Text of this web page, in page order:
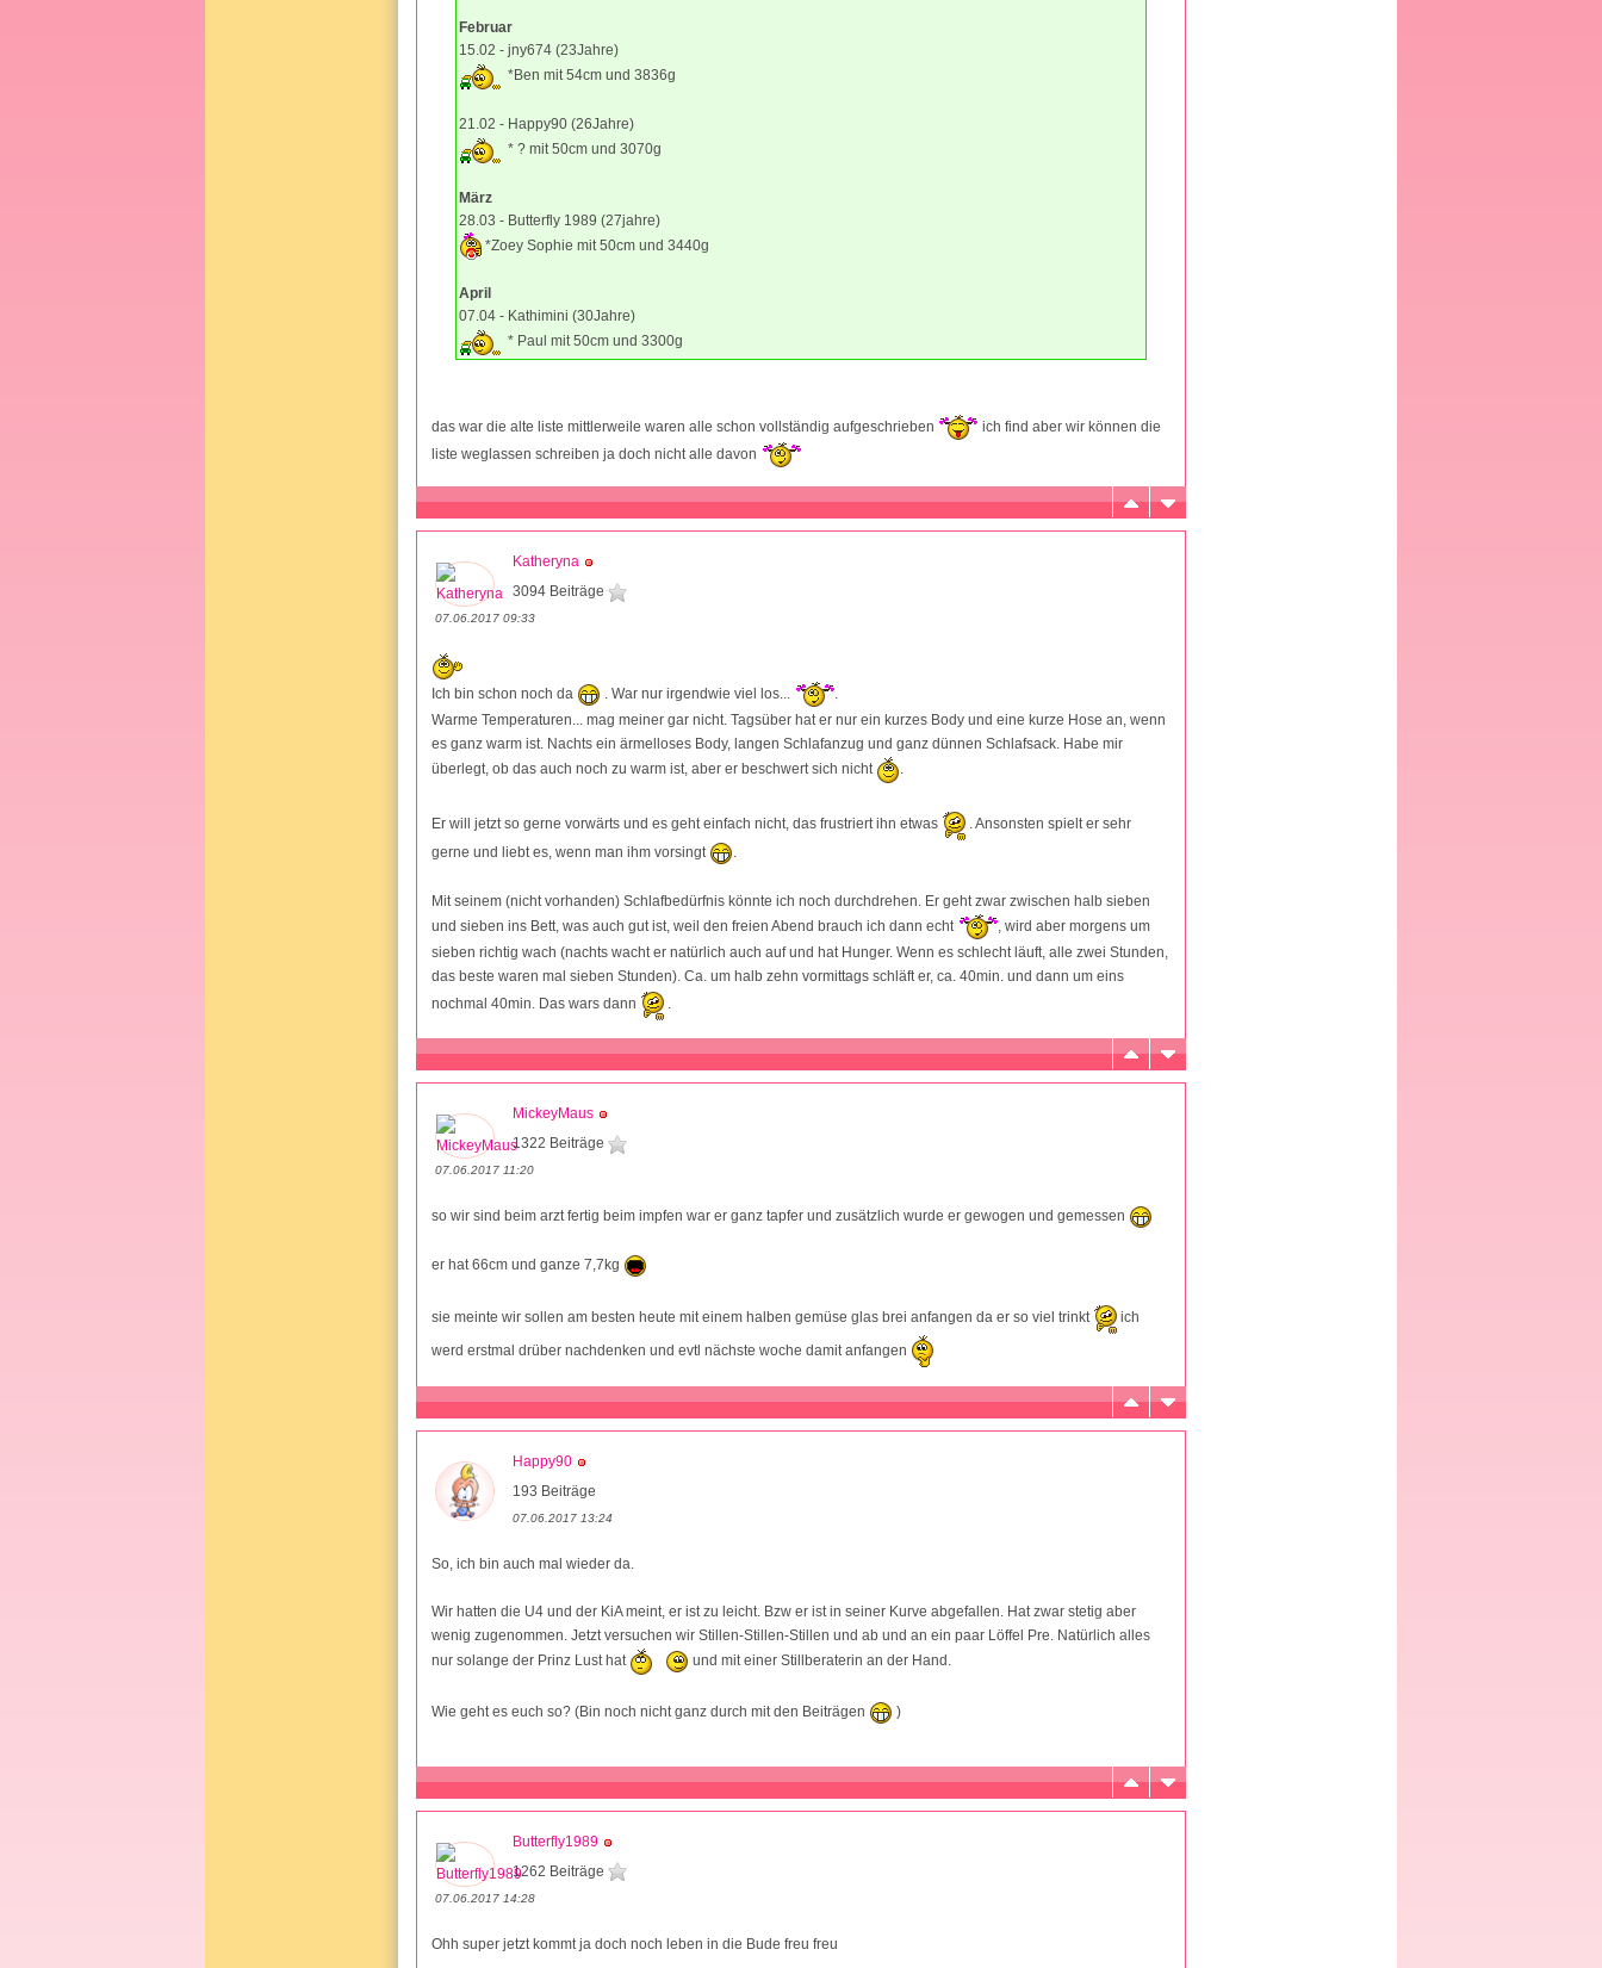
Februar
15.02 - jny674 (23Jahre)
*Ben mit 54cm und 3836g
21.02 - Happy90 (26Jahre)
* ? mit 50cm und 3070g
März
28.03 - Butterfly 1989 (27jahre)
*Zoey Sophie mit 50cm und 3440g
April
07.04 - Kathimini (30Jahre)
* Paul mit 50cm und 3300g
das war die alte liste mittlerweile waren alle schon vollständig aufgeschrieben
ich find aber wir können die
liste weglassen schreiben ja doch nicht alle davon
Katheryna
3094 Beiträge
07.06.2017 09:33
Ich bin schon noch da . War nur irgendwie viel los...
.
Warme Temperaturen... mag meiner gar nicht. Tagsüber hat er nur ein kurzes Body und eine kurze Hose an, wenn
es ganz warm ist. Nachts ein ärmelloses Body, langen Schlafanzug und ganz dünnen Schlafsack. Habe mir
überlegt, ob das auch noch zu warm ist, aber er beschwert sich nicht
.
Er will jetzt so gerne vorwärts und es geht einfach nicht, das frustriert ihn etwas
. Ansonsten spielt er sehr
gerne und liebt es, wenn man ihm vorsingt
.
Mit seinem (nicht vorhanden) Schlafbedürfnis könnte ich noch durchdrehen. Er geht zwar zwischen halb sieben
und sieben ins Bett, was auch gut ist, weil den freien Abend brauch ich dann echt
, wird aber morgens um
sieben richtig wach (nachts wacht er natürlich auch auf und hat Hunger. Wenn es schlecht läuft, alle zwei Stunden,
das beste waren mal sieben Stunden). Ca. um halb zehn vormittags schläft er, ca. 40min. und dann um eins
nochmal 40min. Das wars dann
MickeyMaus
1322 Beiträge
07.06.2017 11:20
so wir sind beim arzt fertig beim impfen war er ganz tapfer und zusätzlich wurde er gewogen und gemessen
er hat 66cm und ganze 7,7kg
sie meinte wir sollen am besten heute mit einem halben gemüse glas brei anfangen da er so viel trinkt
ich
werd erstmal drüber nachdenken und evtl nächste woche damit anfangen
Happy90
193 Beiträge
07.06.2017 13:24
So, ich bin auch mal wieder da.
Wir hatten die U4 und der KiA meint, er ist zu leicht. Bzw er ist in seiner Kurve abgefallen. Hat zwar stetig aber
wenig zugenommen. Jetzt versuchen wir Stillen-Stillen-Stillen und ab und an ein paar Löffel Pre. Natürlich alles
nur solange der Prinz Lust hat
und mit einer Stillberaterin an der Hand.
Wie geht es euch so? (Bin noch nicht ganz durch mit den Beiträgen )
Butterfly1989
1262 Beiträge
07.06.2017 14:28
Ohh super jetzt kommt ja doch noch leben in die Bude freu freu